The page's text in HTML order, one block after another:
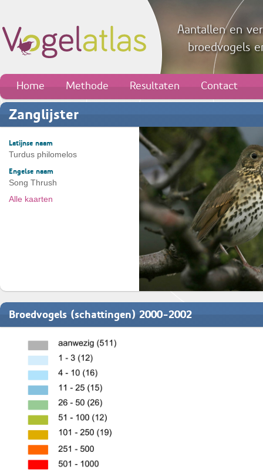
Aantallen en
broedvogels
Home Methode Resultaten Contact
Zanglijster
Latijnse naam
Turdus philomelos
Engelse naam
Song Thrush
Alle kaarten
Broedvogels (schattingen) 2000-2002